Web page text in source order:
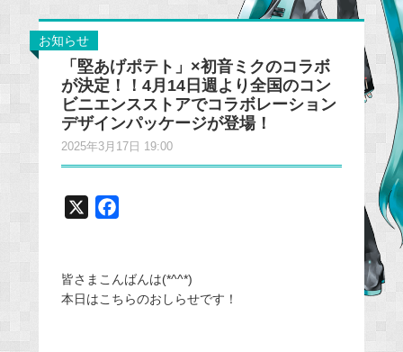
お知らせ
「堅あげポテト」×初音ミクのコラボ
が決定！！4月14日週より全国のコン
ビニエンスストアでコラボレーション
デザインパッケージが登場！
2025年3月17日 19:00
e
b
皆さまこんばんは(*^^*)
本日はこちらのおしらせです！